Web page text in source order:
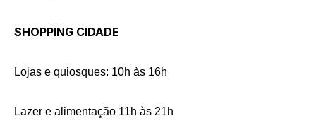
SHOPPING CIDADE
Lojas e quiosques: 10h às 16h
Lazer e alimentação 11h às 21h